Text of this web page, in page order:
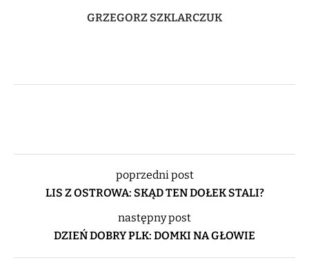
GRZEGORZ SZKLARCZUK
poprzedni post
LIS Z OSTROWA: SKĄD TEN DOŁEK STALI?
następny post
DZIEŃ DOBRY PLK: DOMKI NA GŁOWIE